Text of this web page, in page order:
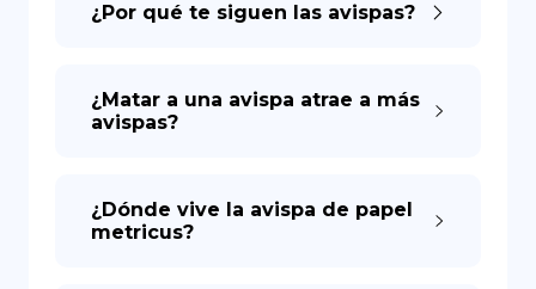
¿Por qué te siguen las avispas?
¿Matar a una avispa atrae a más
avispas?
¿Dónde vive la avispa de papel
metricus?